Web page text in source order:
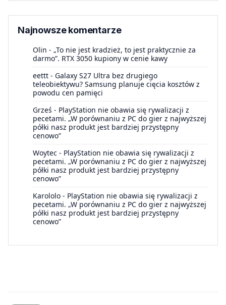
Najnowsze komentarze
Olin - „To nie jest kradzież, to jest praktycznie za
darmo”. RTX 3050 kupiony w cenie kawy
eettt - Galaxy S27 Ultra bez drugiego
teleobiektywu? Samsung planuje cięcia kosztów z
powodu cen pamięci
Grześ - PlayStation nie obawia się rywalizacji z
pecetami. „W porównaniu z PC do gier z najwyższej
półki nasz produkt jest bardziej przystępny
cenowo”
Woytec - PlayStation nie obawia się rywalizacji z
pecetami. „W porównaniu z PC do gier z najwyższej
półki nasz produkt jest bardziej przystępny
cenowo”
Karololo - PlayStation nie obawia się rywalizacji z
pecetami. „W porównaniu z PC do gier z najwyższej
półki nasz produkt jest bardziej przystępny
cenowo”